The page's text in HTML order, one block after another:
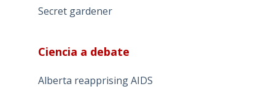
Secret gardener
Ciencia a debate
Alberta reapprising AIDS